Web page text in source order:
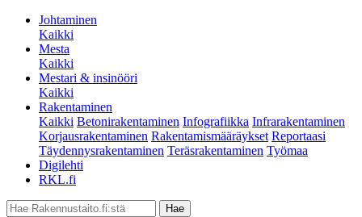
Johtaminen
Kaikki
Mesta
Kaikki
Mestari & insinööri
Kaikki
Rakentaminen
Kaikki Betonirakentaminen Infografiikka Infrarakentaminen
Korjausrakentaminen Rakentamismääräykset Reportaasi
Täydennysrakentaminen Teräsrakentaminen Työmaa
Digilehti
RKL.fi